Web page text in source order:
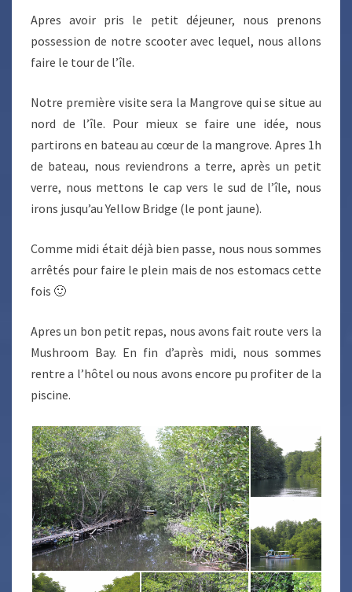
Apres avoir pris le petit déjeuner, nous prenons
possession de notre scooter avec lequel, nous allons
faire le tour de l’île.
Notre première visite sera la Mangrove qui se situe au
nord de l’île. Pour mieux se faire une idée, nous
partirons en bateau au cœur de la mangrove. Apres 1h
de bateau, nous reviendrons a terre, après un petit
verre, nous mettons le cap vers le sud de l’île, nous
irons jusqu’au Yellow Bridge (le pont jaune).
Comme midi était déjà bien passe, nous nous sommes
arrêtés pour faire le plein mais de nos estomacs cette
fois 🙂
Apres un bon petit repas, nous avons fait route vers la
Mushroom Bay. En fin d’après midi, nous sommes
rentre a l’hôtel ou nous avons encore pu profiter de la
piscine.